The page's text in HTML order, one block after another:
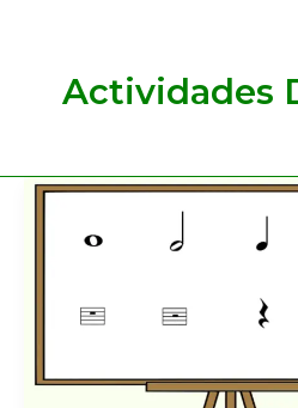
Actividades